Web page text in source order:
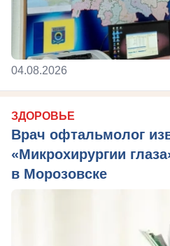
04.08.2026
ЗДОРОВЬЕ
Врач офтальмолог
«Микрохирургии
в Морозовске